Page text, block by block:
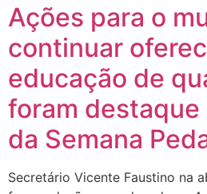
Ações para o
continuar
educação de
foram
da Semana
Secretário Vicente Faustino na